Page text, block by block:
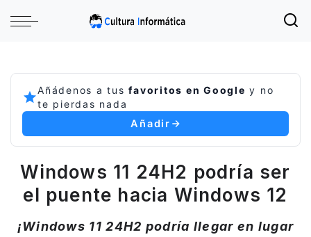
Añádenos a tusfavoritos en Google y no
te pierdas nada
Añadir
Windows 11 24H2 podría ser
el puente hacia Windows 12
¡Windows 11 24H2 podría llegar en lugar